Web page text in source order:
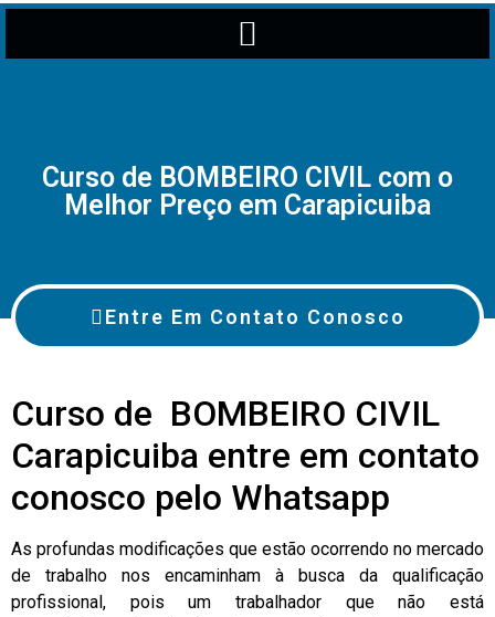
Curso de BOMBEIRO CIVIL com o
Melhor Preço em Carapicuiba
Entre Em Contato Conosco
Curso de BOMBEIRO CIVIL
Carapicuiba entre em contato
conosco pelo Whatsapp
As profundas modificações que estão ocorrendo no mercado
de trabalho nos encaminham à busca da qualificação
profissional, pois um trabalhador que não está